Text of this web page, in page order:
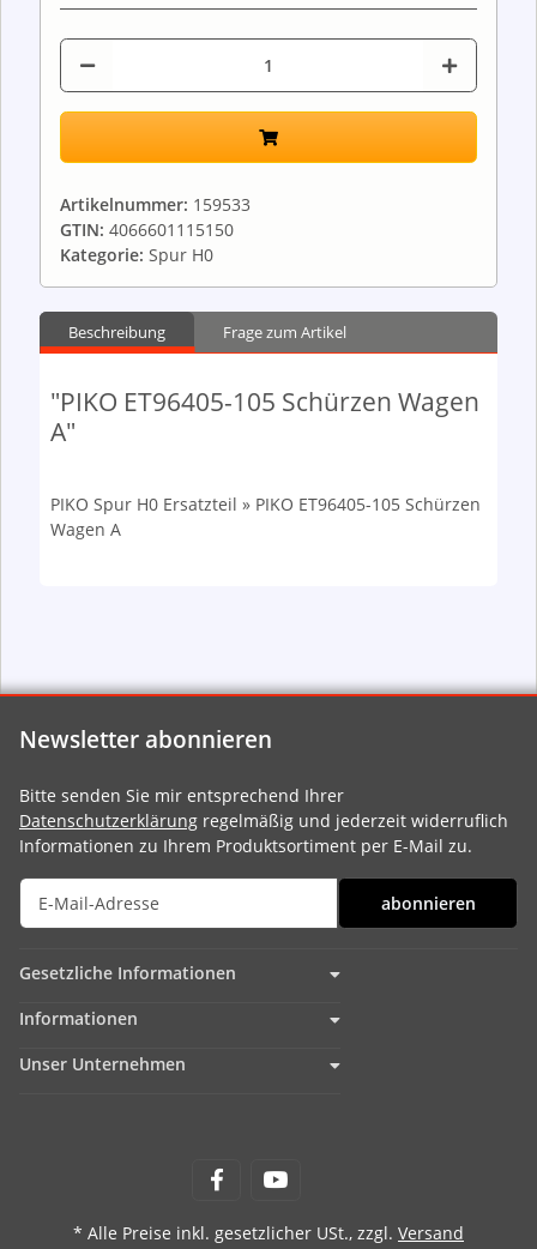
Artikelnummer: 159533
GTIN: 4066601115150
Kategorie: Spur H0
Beschreibung Frage zum Artikel
"PIKO ET96405-105 Schürzen Wagen
A"
PIKO Spur H0 Ersatzteil » PIKO ET96405-105 Schürzen
Wagen A
Newsletter abonnieren
Bitte senden Sie mir entsprechend Ihrer
Datenschutzerklärung regelmäßig und jederzeit widerruflich
Informationen zu Ihrem Produktsortiment per E-Mail zu.
abonnieren
Gesetzliche Informationen
Informationen
Unser Unternehmen
* Alle Preise inkl. gesetzlicher USt., zzgl. Versand